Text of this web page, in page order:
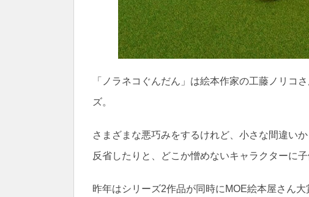
「ノラネコぐんだん」は絵本作家の工藤ノリコ
ズ。
さまざまな悪巧みをするけれど、小さな間違い
反省したりと、どこか憎めないキャラクターに
昨年はシリーズ2作品が同時にMOE絵本屋さん